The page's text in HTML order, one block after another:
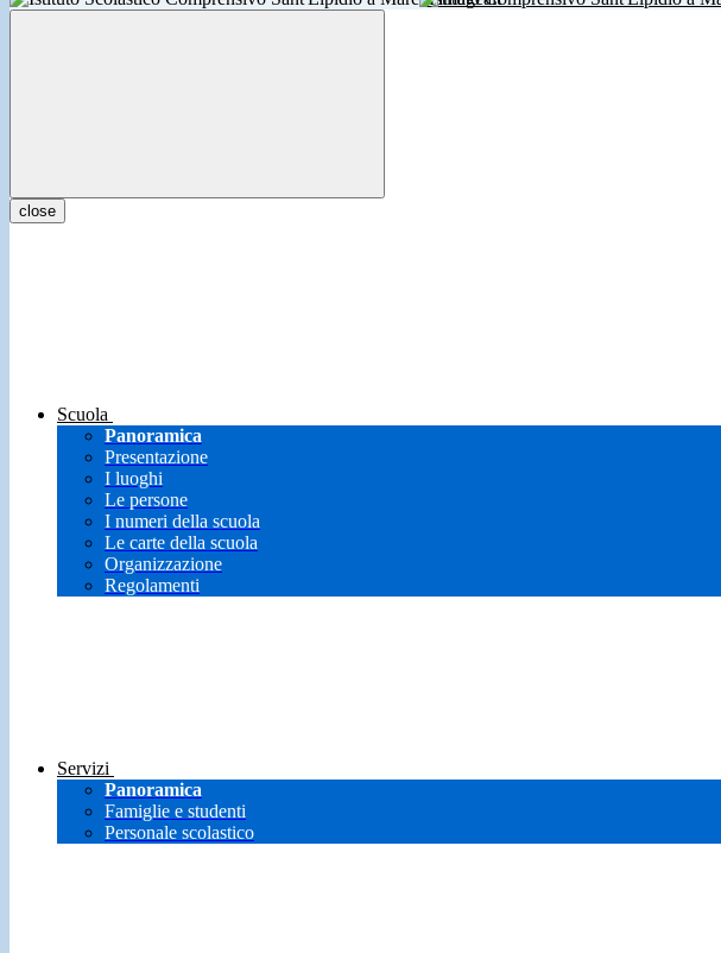
close
Scuola
Panoramica
Presentazione
I luoghi
Le persone
I numeri della scuola
Le carte della scuola
Organizzazione
Regolamenti
Servizi
Panoramica
Famiglie e studenti
Personale scolastico